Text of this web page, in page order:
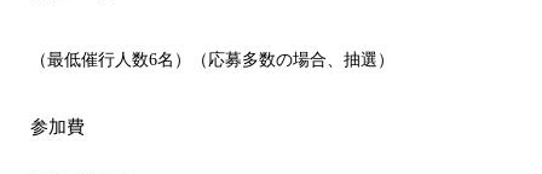
（最低催行人数6名）（応募多数の場合、抽選）
参加費